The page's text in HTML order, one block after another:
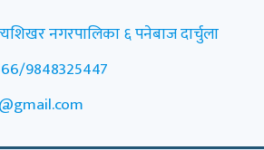
नगरपालिका ६ पनेबाज दार्चुला
9848325447